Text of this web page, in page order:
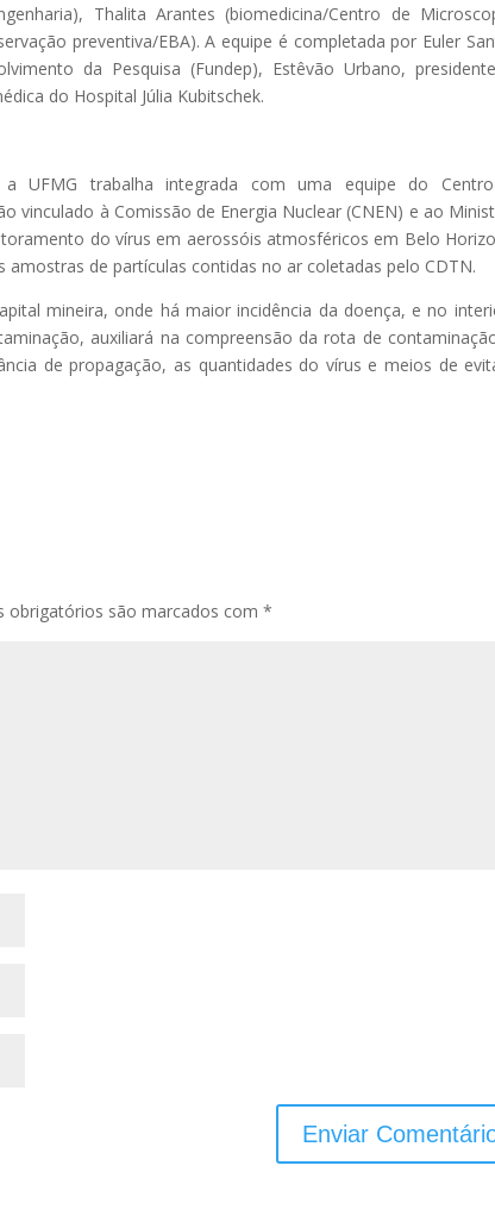
Thalita Arantes (biomedicina/Centro de
preventiva/EBA). A equipe é completada por Euler
da Pesquisa (Fundep), Estêvão Urbano,
do Hospital Júlia Kubitschek.
UFMG trabalha integrada com uma equipe do
vinculado à Comissão de Energia Nuclear (CNEN) e ao
do vírus em aerossóis atmosféricos em Belo
amostras de partículas contidas no ar coletadas pelo CDTN.
mineira, onde há maior incidência da doença, e no
auxiliará na compreensão da rota de
de propagação, as quantidades do vírus e meios de
obrigatórios são marcados com*